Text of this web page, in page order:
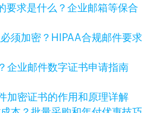
要求是什么？企业邮箱等保合
须加密？HIPAA合规邮件要求
企业邮件数字证书申请指南
加密证书的作用和原理详解